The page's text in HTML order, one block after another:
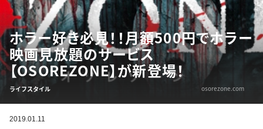
ホラー好き必見！！月額500円でホラー
映画見放題のサービス
【OSOREZONE】が新登場！
ライフスタイル osorezone.com
2019.01.11